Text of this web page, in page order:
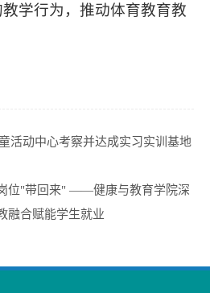
学行为，推动体育教育教
活动中心考察并达成实习实训基地
位"带回来" ——健康与教育学院深
融合赋能学生就业